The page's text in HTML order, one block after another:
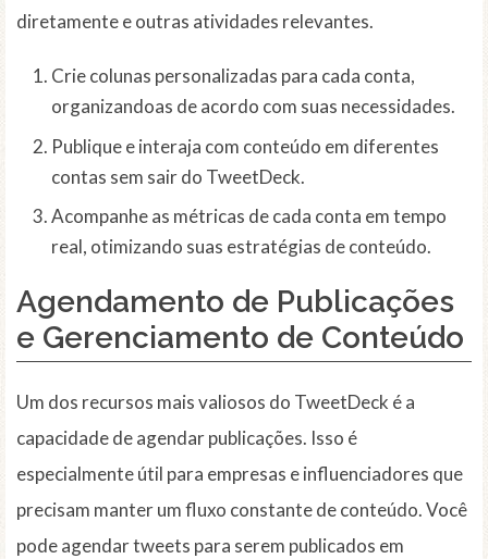
diretamente e outras atividades relevantes.
Crie colunas personalizadas para cada conta,
organizandoas de acordo com suas necessidades.
Publique e interaja com conteúdo em diferentes
contas sem sair do TweetDeck.
Acompanhe as métricas de cada conta em tempo
real, otimizando suas estratégias de conteúdo.
Agendamento de Publicações
e Gerenciamento de Conteúdo
Um dos recursos mais valiosos do TweetDeck é a
capacidade de agendar publicações. Isso é
especialmente útil para empresas e influenciadores que
precisam manter um fluxo constante de conteúdo. Você
pode agendar tweets para serem publicados em